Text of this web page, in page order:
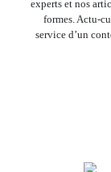
experts et nos
formes. Actu-
service d’un